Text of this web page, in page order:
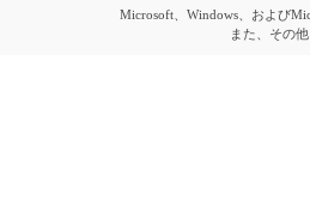
Microsoft、Windows、および
また、その